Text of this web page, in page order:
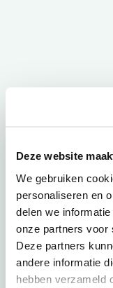
Deze website
We gebruiken
personaliseren en
delen we
onze partners voor
Deze partners
andere informatie
hebben verzameld